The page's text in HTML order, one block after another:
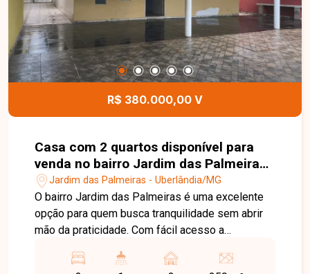
concertina, proporcionando mais segurança aos
moradores. Esta é uma excelente oportunidade
para quem busca um imóvel espaçoso, funcional
e bem localizado no bairro Jardim Inconfidência.
Agende uma visita e venha conhecer todos os
detalhes desta casa.
R$ 380.000,00 V
Casa com 2 quartos disponível para
venda no bairro Jardim das Palmeiras
em Uberlândia-MG
Jardim das Palmeiras - Uberlândia/MG
O bairro Jardim das Palmeiras é uma excelente
opção para quem busca tranquilidade sem abrir
mão da praticidade. Com fácil acesso a
escolas, supermercados, farmácias, comércios e